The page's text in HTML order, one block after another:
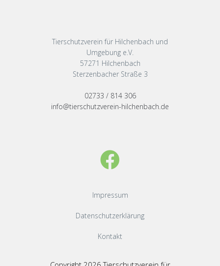
Tierschutzverein für Hilchenbach und
Umgebung e.V.
57271 Hilchenbach
Sterzenbacher Straße 3
02733 / 814 306
info@tierschutzverein-hilchenbach.de
Impressum
Datenschutzerklärung
Kontakt